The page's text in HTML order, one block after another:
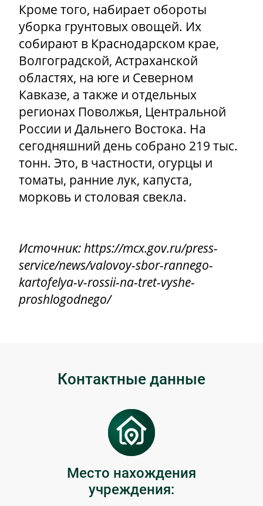
Кроме того, набирает обороты
уборка грунтовых овощей. Их
собирают в Краснодарском крае,
Волгоградской, Астраханской
областях, на юге и Северном
Кавказе, а также и отдельных
регионах Поволжья, Центральной
России и Дальнего Востока. На
сегодняшний день собрано 219 тыс.
тонн. Это, в частности, огурцы и
томаты, ранние лук, капуста,
морковь и столовая свекла.
Источник: https://mcx.gov.ru/press-
service/news/valovoy-sbor-rannego-
kartofelya-v-rossii-na-tret-vyshe-
proshlogodnego/
Контактные данные
Место нахождения
учреждения: